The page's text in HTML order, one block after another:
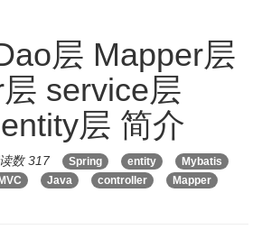
层 Mapper层
service层
层 简介
数 317 Spring entity
Mybatis
Java controller
Mapper